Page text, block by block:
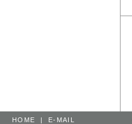
HOME | E-MAIL